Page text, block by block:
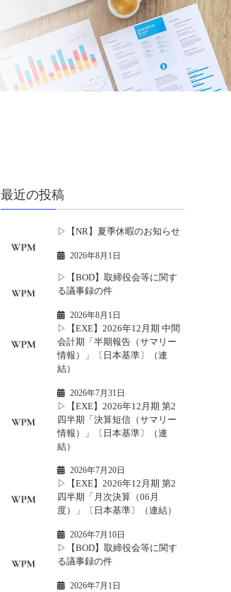
最近の投稿
▷【NR】夏季休暇のお知らせ
2026年8月1日
▷【BOD】取締役会等に関す
る議事録の件
2026年8月1日
▷【EXE】2026年12月期 中間
会計期「半期報告（サマリー
情報）」〔日本基準〕（連
結）
2026年7月31日
▷【EXE】2026年12月期 第2
四半期「決算短信（サマリー
情報）」〔日本基準〕（連
結）
2026年7月20日
▷【EXE】2026年12月期 第2
四半期「月次決算（06月
度）」〔日本基準〕（連結）
2026年7月10日
▷【BOD】取締役会等に関す
る議事録の件
2026年7月1日